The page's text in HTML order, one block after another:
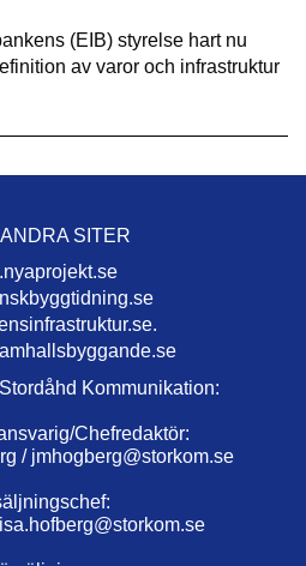
(EIB) styrelse hart nu
av varor och infrastruktur
SITER
Kommunikation:
Chefredaktör:
/ jmhogberg@storkom.se
lisa.hofberg@storkom.se